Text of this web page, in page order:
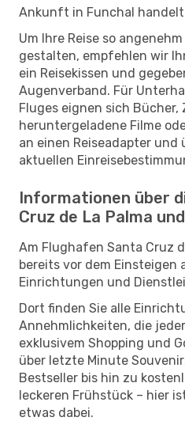
Ankunft in Funchal
Um Ihre Reise so
gestalten, empfehlen wir
ein Reisekissen und
Augenverband. Für
Fluges eignen sich
heruntergeladene Filme
an einen Reiseadapter und
aktuellen
Informationen über
Cruz de La Palma
Am Flughafen Santa Cruz
bereits vor dem Einsteigen
Einrichtungen und
Dort finden Sie alle
Annehmlichkeiten, die
exklusivem Shopping und
über letzte Minute
Bestseller bis hin zu
leckeren Frühstück – hier
etwas dabei.